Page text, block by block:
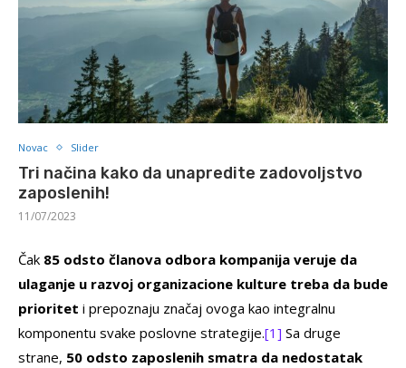
Novac Slider
Tri načina kako da unapredite zadovoljstvo
zaposlenih!
11/07/2023
Čak 85 odsto članova odbora kompanija veruje da
ulaganje u razvoj organizacione kulture treba da bude
prioritet i prepoznaju značaj ovoga kao integralnu
komponentu svake poslovne strategije.[1] Sa druge
strane, 50 odsto zaposlenih smatra da nedostatak